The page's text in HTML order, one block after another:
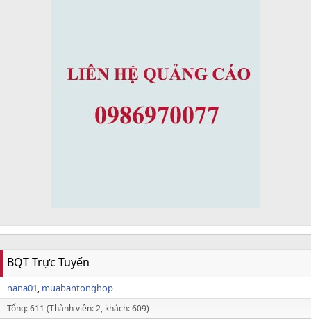
BQT Trực Tuyến
nana01 muabantonghop
Tổng: 611 (Thành viên: 2, khách: 609)